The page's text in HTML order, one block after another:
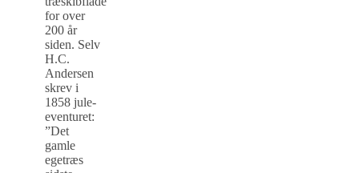
for over
200 år
siden. Selv
H.C.
Andersen
skrev i
1858 jule-
eventuret:
”Det
gamle
egetræs